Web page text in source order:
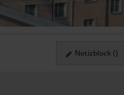
Notizblock ()